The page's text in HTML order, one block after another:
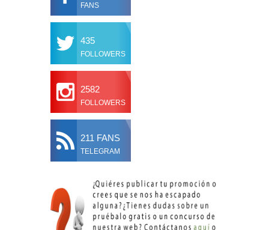
FANS
435
FOLLOWERS
2582
FOLLOWERS
211 FANS
TELEGRAM